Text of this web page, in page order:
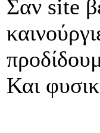
Σαν site
Και